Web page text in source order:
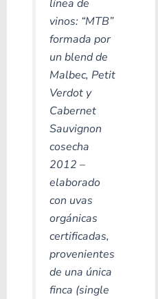
línea de
vinos: “MTB”
formada por
un blend de
Malbec, Petit
Verdot y
Cabernet
Sauvignon
cosecha
2012 –
elaborado
con uvas
orgánicas
certificadas,
provenientes
de una única
finca (single